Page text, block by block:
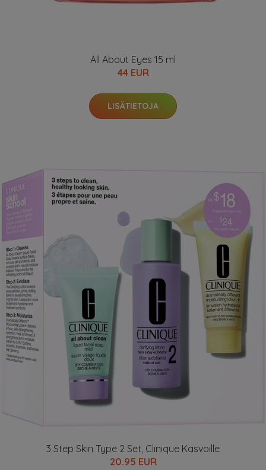
All About Eyes 15 ml
44 EUR
LISÄTIETOJA
3 Step Skin Type 2 Set, Clinique Kasvoille
20.95 EUR